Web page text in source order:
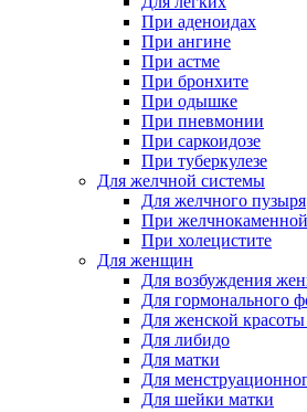
При аденоидах
При ангине
При астме
При бронхите
При одышке
При пневмонии
При саркоидозе
При туберкулезе
Для желчной системы
Для желчного пузыря
При
При холецистите
Для женщин
Для возбуждения
Для гормонального
Для женской красоты
Для либидо
Для матки
Для
Для шейки матки